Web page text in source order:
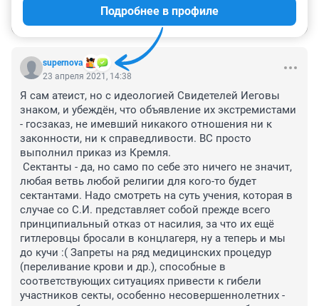
supernova
Подробнее в профиле
23 апреля 2021, 14:38
Я сам атеист, но с идеологией Свидетелей Иеговы
знаком, и убеждён, что объявление их экстремистами
- госзаказ, не имевший никакого отношения ни к
законности, ни к справедливости. ВС просто
выполнил приказ из Кремля.
Сектанты - да, но само по себе это ничего не значит,
любая ветвь любой религии для кого-то будет
сектантами. Надо смотреть на суть учения, которая в
случае со С.И. представляет собой прежде всего
принципиальный отказ от насилия, за что их ещё
гитлеровцы бросали в концлагеря, ну а теперь и мы
до кучи :( Запреты на ряд медицинских процедур
(переливание крови и др.), способные в
соответствующих ситуациях привести к гибели
участников секты, особенно несовершеннолетних -